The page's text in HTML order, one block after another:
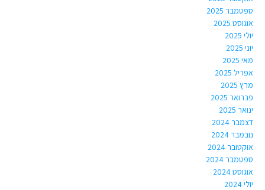
ספטמבר 2025
אוגוסט 2025
יולי 2025
יוני 2025
מאי 2025
אפריל 2025
מרץ 2025
פברואר 2025
ינואר 2025
דצמבר 2024
נובמבר 2024
אוקטובר 2024
ספטמבר 2024
אוגוסט 2024
יולי 2024